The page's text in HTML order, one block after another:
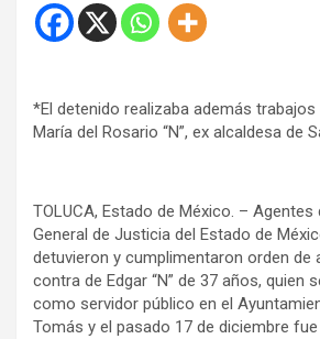
*El detenido realizaba además
María del Rosario “N”, ex alcaldesa de
TOLUCA, Estado de México. – Agentes
General de Justicia del Estado de
detuvieron y cumplimentaron orden de
contra de Edgar “N” de 37 años, quien
como servidor público en el
Tomás y el pasado 17 de diciembre